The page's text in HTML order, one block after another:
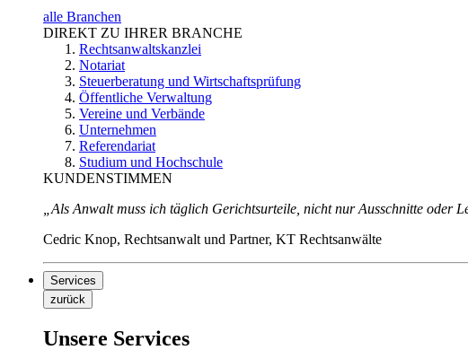
alle Branchen
DIREKT ZU IHRER BRANCHE
Rechtsanwaltskanzlei
Notariat
Steuerberatung und Wirtschaftsprüfung
Öffentliche Verwaltung
Vereine und Verbände
Unternehmen
Referendariat
Studium und Hochschule
KUNDENSTIMMEN
„Als Anwalt muss ich täglich Gerichtsurteile, nicht nur Ausschnitte oder
Cedric Knop, Rechtsanwalt und Partner, KT Rechtsanwälte
Services
zurück
Unsere Services